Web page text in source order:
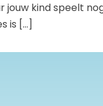
kind speelt
is […]